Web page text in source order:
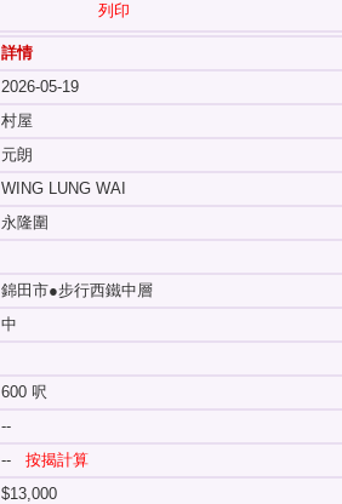
列印
詳情
2026-05-19
村屋
元朗
WING LUNG WAI
永隆圍
錦田市●步行西鐵中層
中
600 呎
--
-- 按揭計算
$13,000